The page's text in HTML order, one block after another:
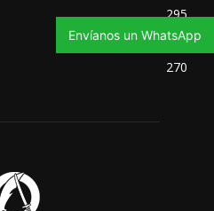
295
275
270
Envíanos un WhatsApp